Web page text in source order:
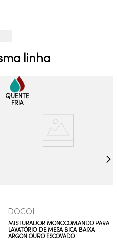
linha
DOCOL
MISTURADOR MONOCOMANDO PARA
LAVATÓRIO DE MESA BICA BAIXA
ARGON OURO ESCOVADO